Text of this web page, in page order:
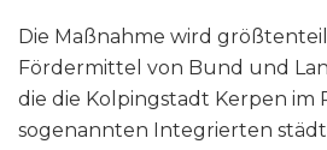
Die Maßnahme wird
Fördermittel von Bund und
die die Kolpingstadt Kerpen im
sogenannten Integrierten